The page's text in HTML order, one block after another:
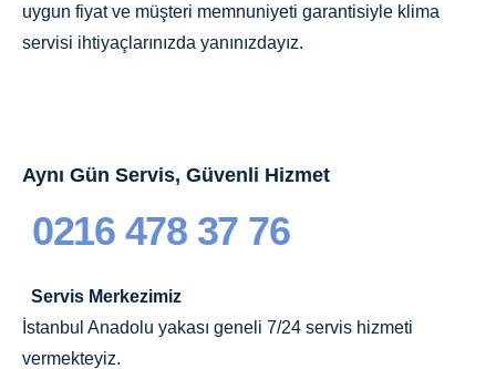
uygun fiyat ve müşteri memnuniyeti garantisiyle klima
servisi ihtiyaçlarınızda yanınızdayız.
Aynı Gün Servis, Güvenli Hizmet
0216 478 37 76
Servis Merkezimiz
İstanbul Anadolu yakası geneli 7/24 servis hizmeti
vermekteyiz.